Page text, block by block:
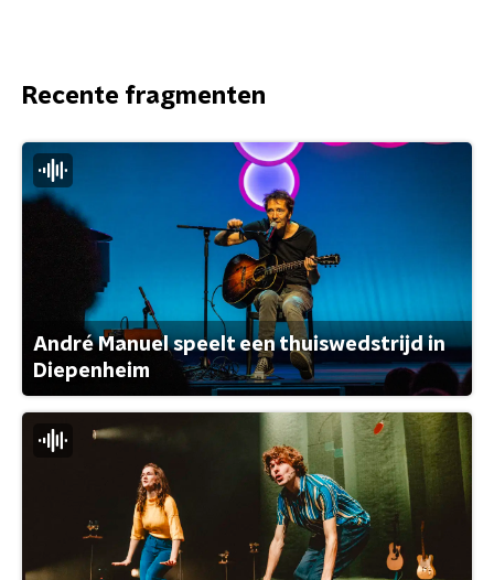
Recente fragmenten
André Manuel speelt een thuiswedstrijd in
Diepenheim